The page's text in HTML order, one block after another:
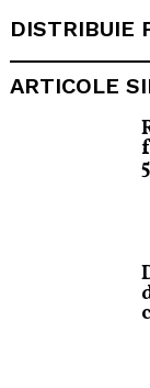
DISTRIBUIE
ARTICOLE